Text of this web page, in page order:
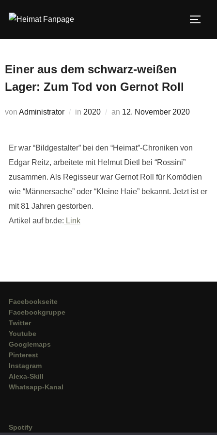
Inhalt
Einer aus dem schwarz-weißen
Lager: Zum Tod von Gernot Roll
von Administrator in 2020 an Veröffentlicht
12. November 2020
Er war “Bildgestalter” bei den “Heimat”-Chroniken von
Edgar Reitz, arbeitete mit Helmut Dietl bei “Rossini”
zusammen. Als Regisseur war Gernot Roll für Komödien
wie “Männersache” oder “Kleine Haie” bekannt. Jetzt ist er
mit 81 Jahren gestorben.
Artikel auf br.de: Link
Facebookseite
Facebookgruppe
Twitter
Youtube
Googlemaps
Pinterest
Instagram
Alexa-Skill
Whatsapp-Kanal
Spotify